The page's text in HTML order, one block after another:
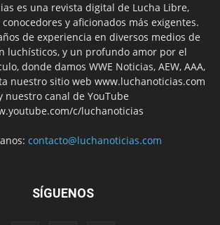
es una revista digital de Lucha Libre,
y aficionados más exigentes.
de experiencia en diversos medios de
luchísticos, y un profundo amor por el
donde damos WWE Noticias, AEW, AAA,
nuestro sitio web www.luchanoticias.com
nuestro canal de YouTube
c/luchanoticias
contacto@luchanoticias.com
SÍGUENOS